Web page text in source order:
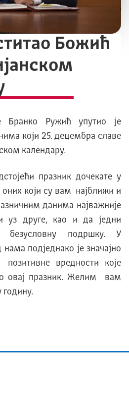
Божић
Бранко Ружић упутио је
који 25. децембра славе
календару.
празник дочекате у
оних који су вам најближи и
данима најважније
уз друге, као и да једни
безусловну подршку. У
подједнако је значајно
вредности које
овај празник. Желим вам